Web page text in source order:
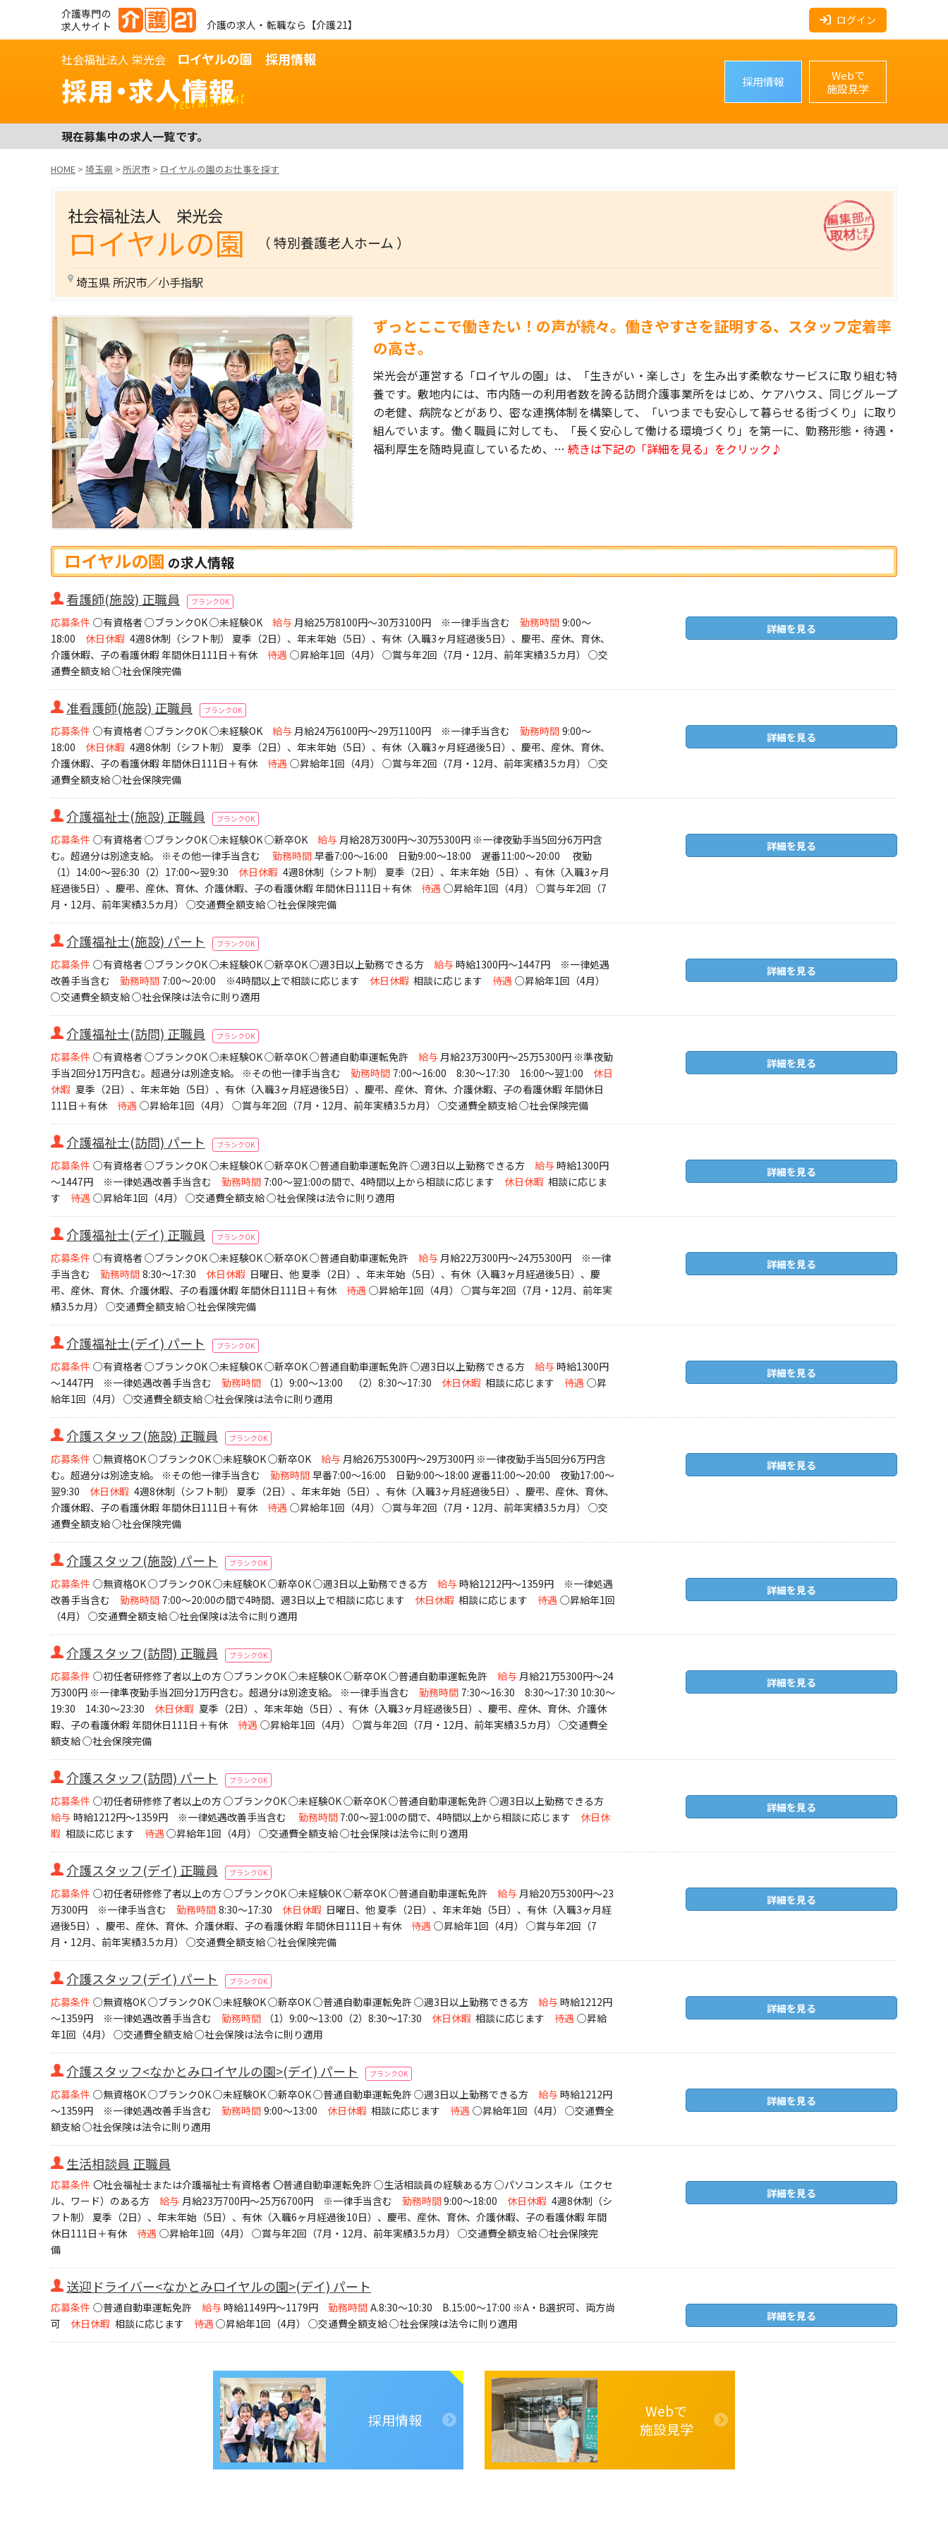
介護専門の
求人サイト
介護の求人・転職なら【介護21】 ログイン
社会福祉法人 栄光会 ロイヤルの園 採用情報
採用・求人情報
recruitment
採用情報
Webで
施設見学
現在募集中の求人一覧です。
HOME > 埼玉県 > 所沢市 > ロイヤルの園のお仕事を探す
社会福祉法人 栄光会
ロイヤルの園 （ 特別養護老人ホーム ）
埼玉県 所沢市／小手指駅
ずっとここで働きたい！の声が続々。働きやすさを証明する、スタッフ定着率
の高さ。
栄光会が運営する「ロイヤルの園」は、「生きがい・楽しさ」を生み出す柔軟なサービスに取り組む特
養です。敷地内には、市内随一の利用者数を誇る訪問介護事業所をはじめ、ケアハウス、同じグループ
の老健、病院などがあり、密な連携体制を構築して、「いつまでも安心して暮らせる街づくり」に取り
組んでいます。働く職員に対しても、「長く安心して働ける環境づくり」を第一に、勤務形態・待遇・
福利厚生を随時見直しているため、… 続きは下記の「詳細を見る」をクリック♪
ロイヤルの園 の求人情報
看護師(施設) 正職員 ブランクOK
応募条件 ○有資格者 ○ブランクOK ○未経験OK 給与 月給25万8100円～30万3100円 ※一律手当含む 勤務時間 9:00～
18:00
休日休暇 4週8休制（シフト制） 夏季（2日）、年末年始（5日）、有休（入職3ヶ月経過後5日）、慶弔、産休、育休、
介護休暇、子の看護休暇 年間休日111日＋有休
待遇 ○昇給年1回（4月） ○賞与年2回（7月・12月、前年実績3.5カ月） ○交
通費全額支給 ○社会保険完備
詳細を見る
准看護師(施設) 正職員 ブランクOK
応募条件 ○有資格者 ○ブランクOK ○未経験OK 給与 月給24万6100円～29万1100円 ※一律手当含む 勤務時間 9:00～
18:00
休日休暇 4週8休制（シフト制） 夏季（2日）、年末年始（5日）、有休（入職3ヶ月経過後5日）、慶弔、産休、育休、
介護休暇、子の看護休暇 年間休日111日＋有休
待遇 ○昇給年1回（4月） ○賞与年2回（7月・12月、前年実績3.5カ月） ○交
通費全額支給 ○社会保険完備
詳細を見る
介護福祉士(施設) 正職員 ブランクOK
応募条件 ○有資格者 ○ブランクOK ○未経験OK ○新卒OK 給与 月給28万300円～30万5300円 ※一律夜勤手当5回分6万円含
む。超過分は別途支給。 ※その他一律手当含む
勤務時間 早番7:00～16:00 日勤9:00～18:00 遅番11:00～20:00 夜勤
（1）14:00～翌6:30（2）17:00～翌9:30
休日休暇 4週8休制（シフト制） 夏季（2日）、年末年始（5日）、有休（入職3ヶ月
経過後5日）、慶弔、産休、育休、介護休暇、子の看護休暇 年間休日111日＋有休
待遇 ○昇給年1回（4月） ○賞与年2回（7
月・12月、前年実績3.5カ月） ○交通費全額支給 ○社会保険完備
詳細を見る
介護福祉士(施設) パート ブランクOK
応募条件 ○有資格者 ○ブランクOK ○未経験OK ○新卒OK ○週3日以上勤務できる方 給与時給1300円～1447円 ※一律処遇
改善手当含む
勤務時間 7:00～20:00 ※4時間以上で相談に応じます 休日休暇 相談に応じます 待遇 ○昇給年1回（4月）
○交通費全額支給 ○社会保険は法令に則り適用
詳細を見る
介護福祉士(訪問) 正職員 ブランクOK
応募条件 ○有資格者 ○ブランクOK ○未経験OK ○新卒OK ○普通自動車運転免許 給与 月給23万300円～25万5300円 ※準夜勤
手当2回分1万円含む。超過分は別途支給。 ※その他一律手当含む
勤務時間 7:00～16:00 8:30～17:30 16:00～翌1:00
休日
休暇 夏季（2日）、年末年始（5日）、有休（入職3ヶ月経過後5日）、慶弔、産休、育休、介護休暇、子の看護休暇 年間休日
111日＋有休
待遇 ○昇給年1回（4月） ○賞与年2回（7月・12月、前年実績3.5カ月） ○交通費全額支給 ○社会保険完備
詳細を見る
介護福祉士(訪問) パート ブランクOK
応募条件 ○有資格者 ○ブランクOK ○未経験OK ○新卒OK ○普通自動車運転免許 ○週3日以上勤務できる方 給与時給1300円
～1447円 ※一律処遇改善手当含む
勤務時間 7:00～翌1:00の間で、4時間以上から相談に応じます 休日休暇 相談に応じま
す
待遇 ○昇給年1回（4月） ○交通費全額支給 ○社会保険は法令に則り適用
詳細を見る
介護福祉士(デイ) 正職員 ブランクOK
応募条件 ○有資格者 ○ブランクOK ○未経験OK ○新卒OK ○普通自動車運転免許 給与 月給22万300円～24万5300円 ※一律
手当含む
勤務時間 8:30～17:30 休日休暇 日曜日、他 夏季（2日）、年末年始（5日）、有休（入職3ヶ月経過後5日）、慶
弔、産休、育休、介護休暇、子の看護休暇 年間休日111日＋有休
待遇 ○昇給年1回（4月） ○賞与年2回（7月・12月、前年実
績3.5カ月） ○交通費全額支給 ○社会保険完備
詳細を見る
介護福祉士(デイ) パート ブランクOK
応募条件 ○有資格者 ○ブランクOK ○未経験OK ○新卒OK ○普通自動車運転免許 ○週3日以上勤務できる方 給与時給1300円
～1447円 ※一律処遇改善手当含む
勤務時間 （1）9:00～13:00 （2）8:30～17:30 休日休暇 相談に応じます 待遇 ○昇
給年1回（4月） ○交通費全額支給 ○社会保険は法令に則り適用
詳細を見る
介護スタッフ(施設) 正職員 ブランクOK
応募条件 ○無資格OK ○ブランクOK ○未経験OK ○新卒OK 給与 月給26万5300円～29万300円 ※一律夜勤手当5回分6万円含
む。超過分は別途支給。 ※その他一律手当含む
勤務時間 早番7:00～16:00 日勤9:00～18:00 遅番11:00～20:00 夜勤17:00～
翌9:30
休日休暇 4週8休制（シフト制） 夏季（2日）、年末年始（5日）、有休（入職3ヶ月経過後5日）、慶弔、産休、育休、
介護休暇、子の看護休暇 年間休日111日＋有休
待遇 ○昇給年1回（4月） ○賞与年2回（7月・12月、前年実績3.5カ月） ○交
通費全額支給 ○社会保険完備
詳細を見る
介護スタッフ(施設) パート ブランクOK
応募条件 ○無資格OK ○ブランクOK ○未経験OK ○新卒OK ○週3日以上勤務できる方 給与時給1212円～1359円 ※一律処遇
改善手当含む
勤務時間 7:00～20:00の間で4時間、週3日以上で相談に応じます 休日休暇 相談に応じます 待遇 ○昇給年1回
（4月） ○交通費全額支給 ○社会保険は法令に則り適用
詳細を見る
介護スタッフ(訪問) 正職員 ブランクOK
応募条件 ○初任者研修修了者以上の方 ○ブランクOK ○未経験OK ○新卒OK ○普通自動車運転免許 給与 月給21万5300円～24
万300円 ※一律準夜勤手当2回分1万円含む。超過分は別途支給。 ※一律手当含む
勤務時間 7:30～16:30 8:30～17:30 10:30～
19:30 14:30～23:30
休日休暇 夏季（2日）、年末年始（5日）、有休（入職3ヶ月経過後5日）、慶弔、産休、育休、介護休
暇、子の看護休暇 年間休日111日＋有休
待遇 ○昇給年1回（4月） ○賞与年2回（7月・12月、前年実績3.5カ月） ○交通費全
額支給 ○社会保険完備
詳細を見る
介護スタッフ(訪問) パート ブランクOK
応募条件 ○初任者研修修了者以上の方 ○ブランクOK ○未経験OK ○新卒OK ○普通自動車運転免許 ○週3日以上勤務できる方
給与 時給1212円～1359円 ※一律処遇改善手当含む 勤務時間 7:00～翌1:00の間で、4時間以上から相談に応じます
休日休
暇 相談に応じます 待遇 ○昇給年1回（4月） ○交通費全額支給 ○社会保険は法令に則り適用
詳細を見る
介護スタッフ(デイ) 正職員 ブランクOK
応募条件 ○初任者研修修了者以上の方 ○ブランクOK ○未経験OK ○新卒OK ○普通自動車運転免許 給与 月給20万5300円～23
万300円 ※一律手当含む
勤務時間 8:30～17:30 休日休暇 日曜日、他 夏季（2日）、年末年始（5日）、有休（入職3ヶ月経
過後5日）、慶弔、産休、育休、介護休暇、子の看護休暇 年間休日111日＋有休
待遇 ○昇給年1回（4月） ○賞与年2回（7
月・12月、前年実績3.5カ月） ○交通費全額支給 ○社会保険完備
詳細を見る
介護スタッフ(デイ) パート ブランクOK
応募条件 ○無資格OK ○ブランクOK ○未経験OK ○新卒OK ○普通自動車運転免許 ○週3日以上勤務できる方 給与時給1212円
～1359円 ※一律処遇改善手当含む
勤務時間 （1）9:00～13:00（2）8:30～17:30 休日休暇 相談に応じます 待遇 ○昇給
年1回（4月） ○交通費全額支給 ○社会保険は法令に則り適用
詳細を見る
介護スタッフ<なかとみロイヤルの園>(デイ) パート ブランクOK
応募条件 ○無資格OK ○ブランクOK ○未経験OK ○新卒OK ○普通自動車運転免許 ○週3日以上勤務できる方 給与時給1212円
～1359円 ※一律処遇改善手当含む
勤務時間 9:00～13:00 休日休暇 相談に応じます 待遇 ○昇給年1回（4月） ○交通費全
額支給 ○社会保険は法令に則り適用
詳細を見る
生活相談員 正職員
応募条件 〇社会福祉士または介護福祉士有資格者 〇普通自動車運転免許 ○生活相談員の経験ある方 ○パソコンスキル（エクセ
ル、ワード）のある方
給与 月給23万700円～25万6700円 ※一律手当含む 勤務時間9:00～18:00 休日休暇 4週8休制（シ
フト制） 夏季（2日）、年末年始（5日）、有休（入職6ヶ月経過後10日）、慶弔、産休、育休、介護休暇、子の看護休暇 年間
休日111日＋有休
待遇 ○昇給年1回（4月） ○賞与年2回（7月・12月、前年実績3.5カ月） ○交通費全額支給 ○社会保険完
備
詳細を見る
送迎ドライバー<なかとみロイヤルの園>(デイ) パート
応募条件 ○普通自動車運転免許 給与時給1149円～1179円 勤務時間 A.8:30～10:30 B.15:00～17:00 ※A・B選択可、両方尚
可
休日休暇 相談に応じます 待遇 ○昇給年1回（4月） ○交通費全額支給 ○社会保険は法令に則り適用
詳細を見る
採用情報
Webで
施設見学